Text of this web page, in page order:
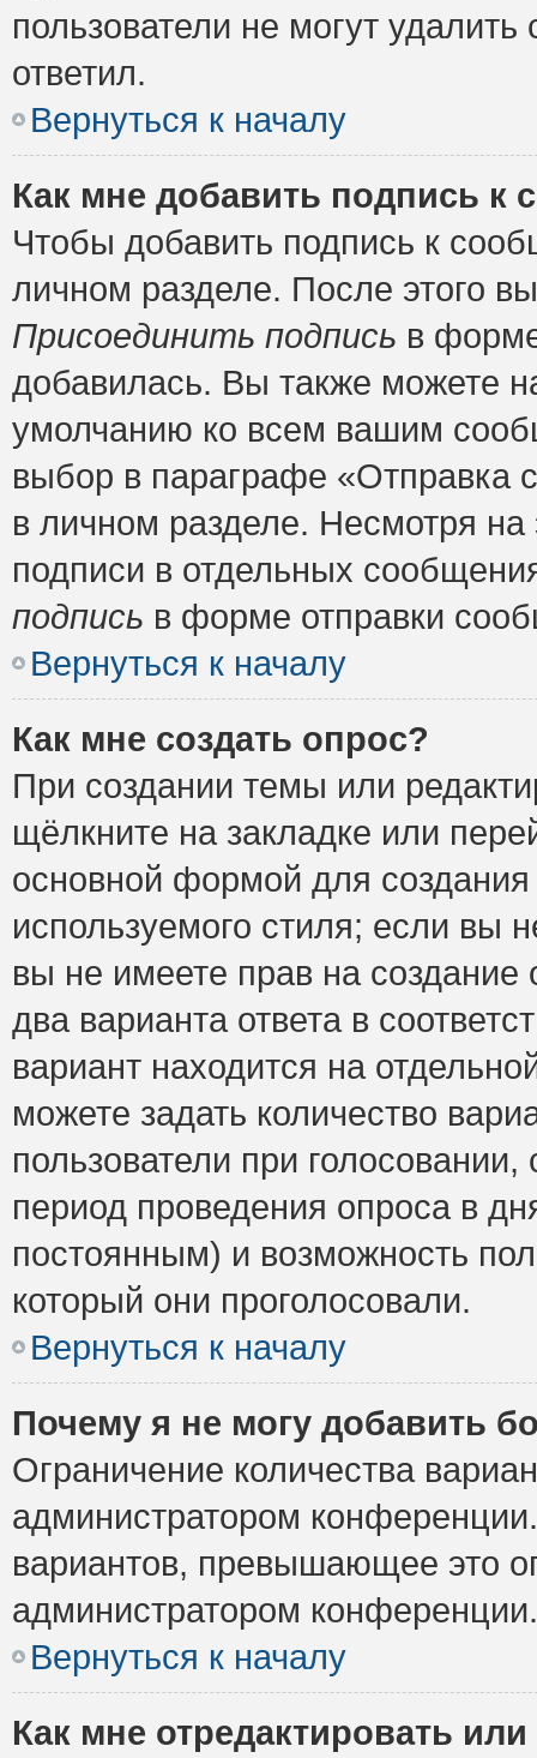
пользователи не могут
ответил.
Вернуться к началу
Как мне добавить подпись к
Чтобы добавить подпись к
личном разделе. После этого
Присоединить подпись в
добавилась. Вы также можете
умолчанию ко всем вашим
выбор в параграфе «Отправка
в личном разделе. Несмотря
подписи в отдельных
подпись в форме отправки
Вернуться к началу
Как мне создать опрос?
При создании темы или
щёлкните на закладке или
основной формой для
используемого стиля; если вы
вы не имеете прав на
два варианта ответа в
вариант находится на
можете задать количество
пользователи при
период проведения опроса в
постоянным) и возможность
который они проголосовали.
Вернуться к началу
Почему я не могу добавить
Ограничение количества
администратором
вариантов, превышающее это
администратором конференции.
Вернуться к началу
Как мне отредактировать